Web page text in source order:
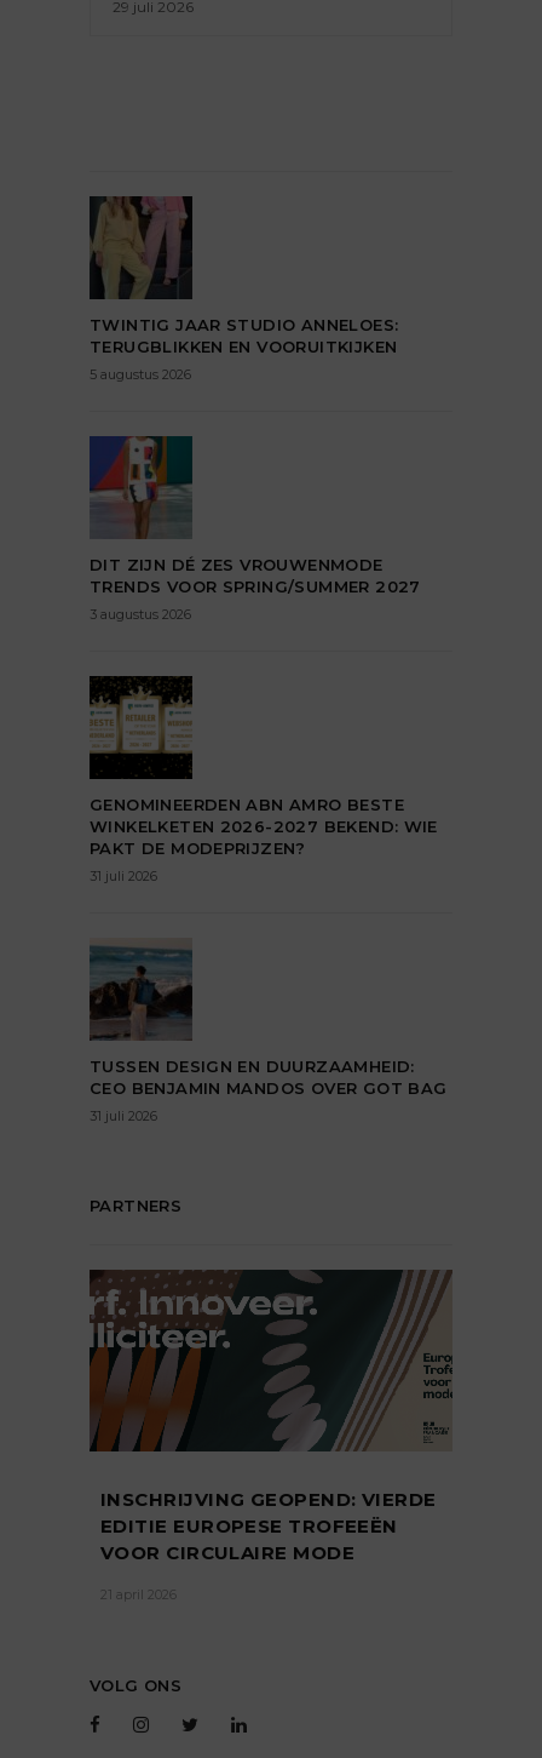
29 juli 2026
TWINTIG JAAR STUDIO ANNELOES:
TERUGBLIKKEN EN VOORUITKIJKEN
5 augustus 2026
DIT ZIJN DÉ ZES VROUWENMODE
TRENDS VOOR SPRING/SUMMER 2027
3 augustus 2026
GENOMINEERDEN ABN AMRO BESTE
WINKELKETEN 2026-2027 BEKEND: WIE
PAKT DE MODEPRIJZEN?
31 juli 2026
TUSSEN DESIGN EN DUURZAAMHEID:
CEO BENJAMIN MANDOS OVER GOT BAG
31 juli 2026
PARTNERS
INSCHRIJVING GEOPEND: VIERDE
EDITIE EUROPESE TROFEEËN
VOOR CIRCULAIRE MODE
21 april 2026
VOLG ONS